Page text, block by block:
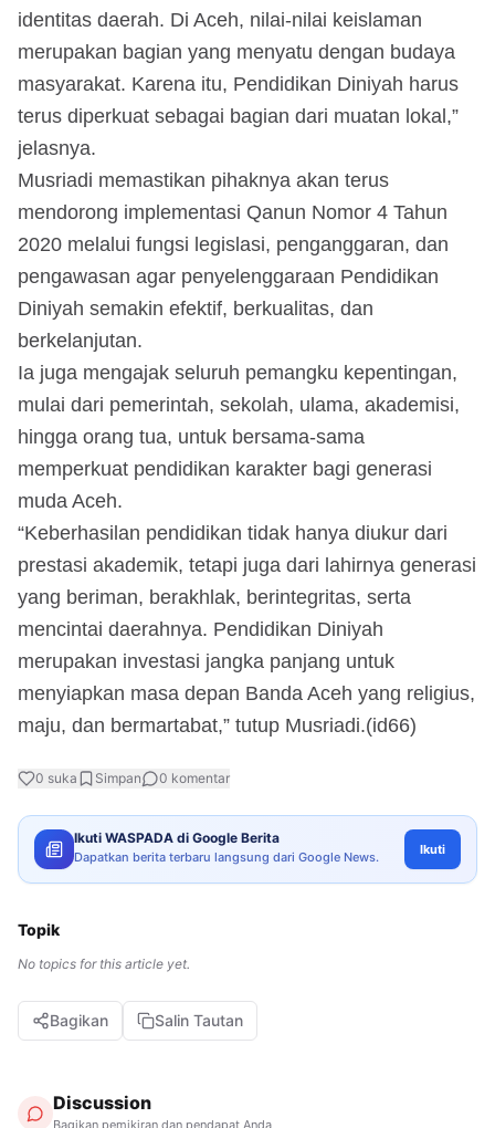
identitas daerah. Di Aceh, nilai-nilai keislaman
merupakan bagian yang menyatu dengan budaya
masyarakat. Karena itu, Pendidikan Diniyah harus
terus diperkuat sebagai bagian dari muatan lokal,”
jelasnya.
Musriadi memastikan pihaknya akan terus
mendorong implementasi Qanun Nomor 4 Tahun
2020 melalui fungsi legislasi, penganggaran, dan
pengawasan agar penyelenggaraan Pendidikan
Diniyah semakin efektif, berkualitas, dan
berkelanjutan.
Ia juga mengajak seluruh pemangku kepentingan,
mulai dari pemerintah, sekolah, ulama, akademisi,
hingga orang tua, untuk bersama-sama
memperkuat pendidikan karakter bagi generasi
muda Aceh.
“Keberhasilan pendidikan tidak hanya diukur dari
prestasi akademik, tetapi juga dari lahirnya generasi
yang beriman, berakhlak, berintegritas, serta
mencintai daerahnya. Pendidikan Diniyah
merupakan investasi jangka panjang untuk
menyiapkan masa depan Banda Aceh yang religius,
maju, dan bermartabat,” tutup Musriadi.(id66)
0 suka Simpan 0 komentar
Ikuti WASPADA di Google Berita
Dapatkan berita terbaru langsung dari Google News. Ikuti
Topik
No topics for this article yet.
Bagikan Salin Tautan
Discussion
Bagikan pemikiran dan pendapat Anda